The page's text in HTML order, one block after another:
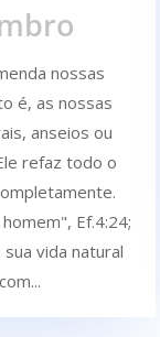
nossas
é, as nossas
anseios ou
refaz todo o
Ef.4:24;
vida natural